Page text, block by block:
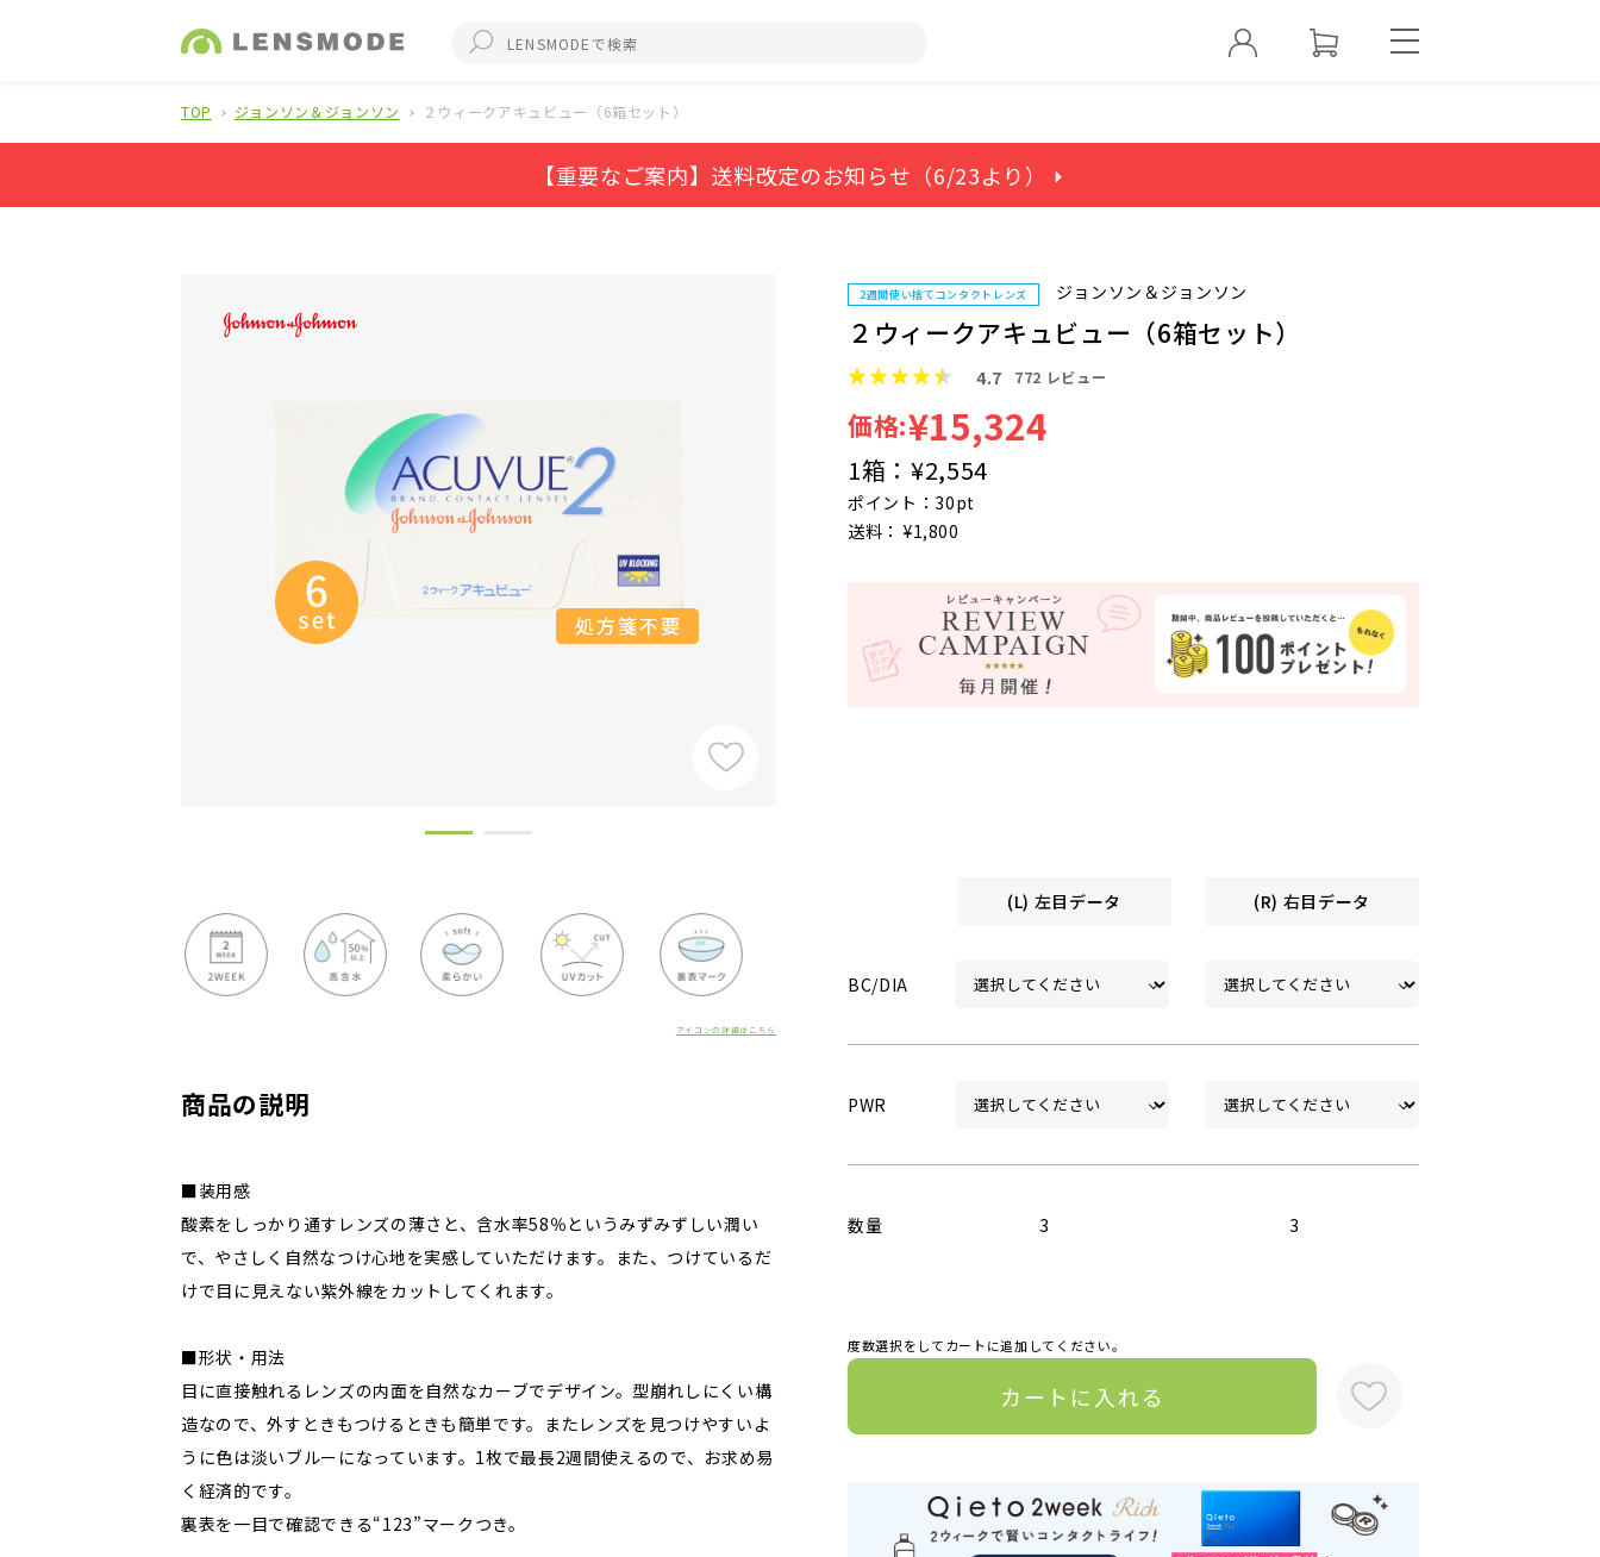
TOP ジョンソン＆ジョンソン ２ウィークアキュビュー（6箱セット）
【重要なご案内】送料改定のお知らせ（6/23より） ⏵
アイコンの詳細はこちら
商品の説明
■装用感
酸素をしっかり通すレンズの薄さと、含水率58％というみずみずしい潤い
で、やさしく自然なつけ心地を実感していただけます。また、つけているだ
けで目に見えない紫外線をカットしてくれます。
■形状・用法
目に直接触れるレンズの内面を自然なカーブでデザイン。型崩れしにくい構
造なので、外すときもつけるときも簡単です。またレンズを見つけやすいよ
うに色は淡いブルーになっています。1枚で最長2週間使えるので、お求め易
く経済的です。
裏表を一目で確認できる“123”マークつき。
2週間使い捨てコンタクトレンズ ジョンソン＆ジョンソン
２ウィークアキュビュー（6箱セット）
4.7 772 レビュー
価格:¥15,324
1箱： ¥2,554
ポイント：30pt
送料： ¥1,800
(L) 左目データ (R) 右目データ
BC/DIA
PWR
数量 3 3
度数選択をしてカートに追加してください。
カートに入れる